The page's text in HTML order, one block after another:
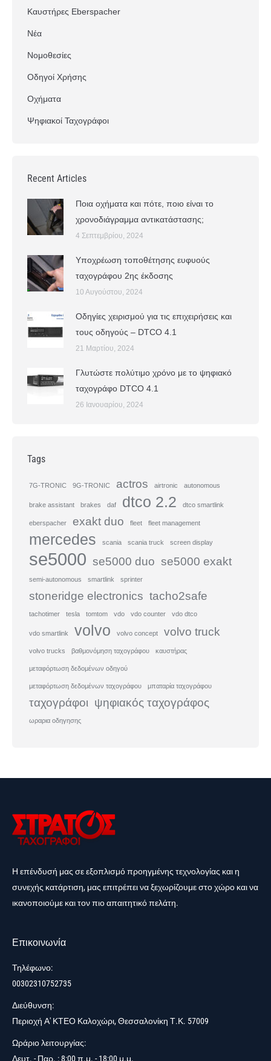
Καυστήρες Eberspacher
Νέα
Νομοθεσίες
Οδηγοί Χρήσης
Οχήματα
Ψηφιακοί Ταχογράφοι
Recent Articles
Ποια οχήματα και πότε, ποιο είναι το
χρονοδιάγραμμα αντικατάστασης;
4 Σεπτεμβρίου, 2024
Υποχρέωση τοποθέτησης ευφυούς
ταχογράφου 2ης έκδοσης
10 Αυγούστου, 2024
Οδηγίες χειρισμού για τις επιχειρήσεις και
τους οδηγούς – DTCO 4.1
21 Μαρτίου, 2024
Γλυτώστε πολύτιμο χρόνο με το ψηφιακό
ταχογράφο DTCO 4.1
26 Ιανουαρίου, 2024
Tags
7G-TRONIC 9G-TRONIC actros airtronic autonomous
brake assistant brakes daf dtco 2.2 dtco smartlink
eberspacher exakt duo fleet fleet management
mercedes scania scania truck screen display
se5000 se5000 duo se5000 exakt
semi-autonomous smartlink sprinter
stoneridge electronics tacho2safe
tachotimer tesla tomtom vdo vdo counter vdo dtco
vdo smartlink volvo volvo concept volvo truck
volvo trucks βαθμονόμηση ταχογράφου καυστήρας
μεταφόρτωση δεδομένων οδηγού
μεταφόρτωση δεδομένων ταχογράφου μπαταρία ταχογράφου
ταχογράφοι ψηφιακός ταχογράφος
ωραρια οδηγησης
Η επένδυσή μας σε εξοπλισμό προηγμένης τεχνολογίας και η
συνεχής κατάρτιση, μας επιτρέπει να ξεχωρίζουμε στο χώρο και να
ικανοποιούμε και τον πιο απαιτητικό πελάτη.
Επικοινωνία
Τηλέφωνο:
00302310752735
Διεύθυνση:
Περιοχή Α' ΚΤΕΟ Καλοχώρι, Θεσσαλονίκη Τ.Κ. 57009
Ωράριο λειτουργίας:
Δευτ. - Παρ. : 8:00 π.μ. - 18:00 μ.μ.